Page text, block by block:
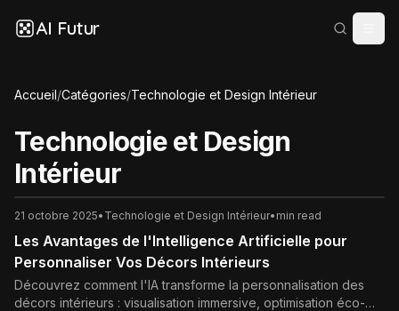
AI Futur
Accueil/Catégories/Technologie et Design Intérieur
Technologie et Design
Intérieur
21 octobre 2025• Technologie et Design Intérieur• min read
Les Avantages de l'Intelligence Artificielle pour
Personnaliser Vos Décors Intérieurs
Découvrez comment l'IA transforme la personnalisation des
décors intérieurs : visualisation immersive, optimisation éco-